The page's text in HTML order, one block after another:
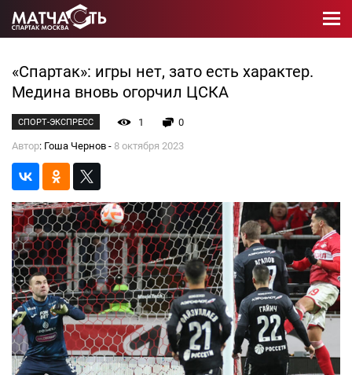
«Спартак»: игры нет, зато есть характер.
Медина вновь огорчил ЦСКА
СПОРТ-ЭКСПРЕСС 1
0
Автор: Гоша Чернов - 8 октября 2023